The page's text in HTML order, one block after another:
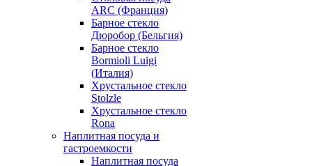
ARC (Франция)
Барное стекло
Дюробор (Бельгия)
Барное стекло
Bormioli Luigi
(Италия)
Хрустальное стекло
Stolzle
Хрустальное стекло
Rona
Наплитная посуда и
гастроемкости
Наплитная посуда